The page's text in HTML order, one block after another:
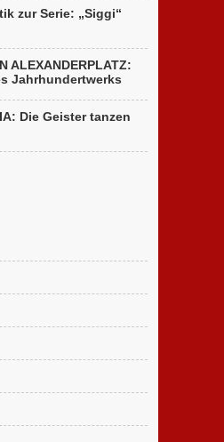
zur Serie: „Siggi“
ALEXANDERPLATZ:
Jahrhundertwerks
Die Geister tanzen